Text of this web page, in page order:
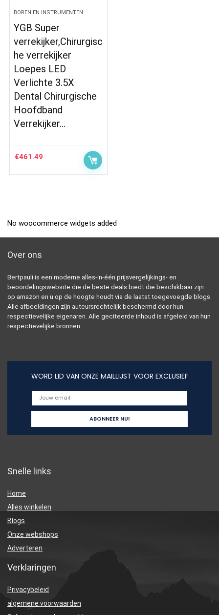
BOREN EN INSTRUMENTEN
YGB Super
verrekijker,Chirurgisc
he verrekijker
Loepes LED
Verlichte 3.5X
Dental Chirurgische
Hoofdband
Verrekijker…
€461.49
No woocommerce widgets added
Over ons
Bertpauli is een moderne alles-in-één prijsvergelijkings- en
beoordelingswebsite die de beste deals biedt die beschikbaar zijn
op amazon en u op de hoogte houdt via de laatst toegevoegde blogs.
Alle afbeeldingen zijn auteursrechtelijk beschermd door hun
respectievelijke eigenaren. Alle geciteerde inhoud is afgeleid van hun
respectievelijke bronnen.
WORD LID VAN ONZE MAILLIJST VOOR EXCLUSIEF
Snelle links
Home
Alles winkelen
Blogs
Onze webshops
Adverteren
Verklaringen
Privacybeleid
algemene voorwaarden